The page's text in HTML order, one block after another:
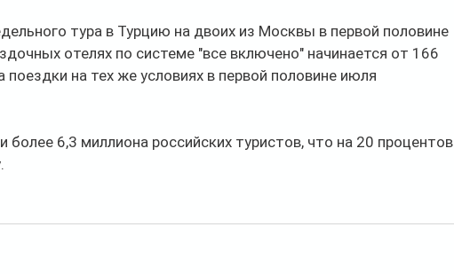
тура в Турцию на двоих из Москвы в первой половине
отелях по системе "все включено" начинается от 166
поездки на тех же условиях в первой половине июля
более 6,3 миллиона российских туристов, что на 20 процентов